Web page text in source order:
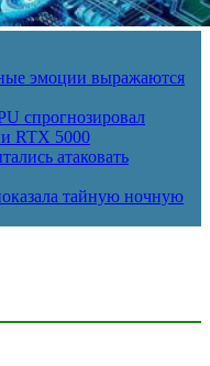
эмоции выражаются
спрогнозировал
RTX 5000
атаковать
тайную ночную